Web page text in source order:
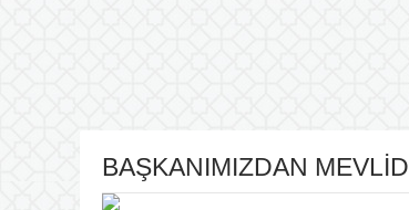
BAŞKANIMIZDAN